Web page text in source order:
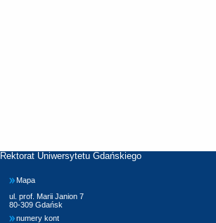
Rektorat Uniwersytetu Gdańskiego
Mapa
ul. prof. Marii Janion 7
80-309 Gdańsk
numery kont